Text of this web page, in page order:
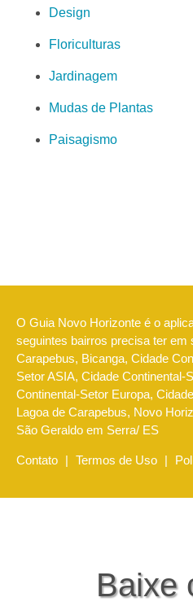
Design
Floriculturas
Jardinagem
Mudas de Plantas
Paisagismo
O Guia Novo Horizonte é o
seguintes bairros precisa ter em
Carapebus, Bicanga, Cidade
Setor ASIA, Cidade Continental-
Continental-Setor Europa,
Lagoa de Carapebus, Novo
São Geraldo em Serra/ ES
Contato | Termos de Uso |
Baixe